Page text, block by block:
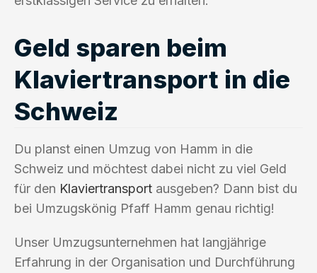
Geld sparen beim
Klaviertransport in die
Schweiz
Du planst einen Umzug von Hamm in die
Schweiz und möchtest dabei nicht zu viel Geld
für den Klaviertransport ausgeben? Dann bist du
bei Umzugskönig Pfaff Hamm genau richtig!
Unser Umzugsunternehmen hat langjährige
Erfahrung in der Organisation und Durchführung